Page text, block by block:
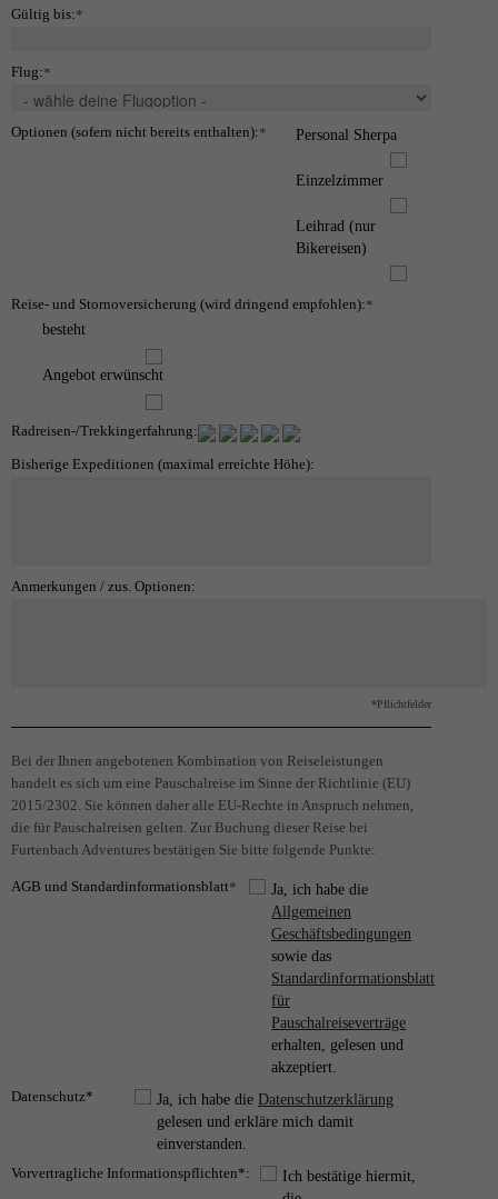
Gültig bis:*
Flug:*
Optionen (sofern nicht bereits enthalten):* Personal Sherpa
Einzelzimmer
Leihrad (nur
Bikereisen)
Reise- und Stornoversicherung (wird dringend empfohlen):*
besteht
Angebot erwünscht
Radreisen-/Trekkingerfahrung:
Bisherige Expeditionen (maximal erreichte Höhe):
Anmerkungen / zus. Optionen:
*Pflichtfelder
Bei der Ihnen angebotenen Kombination von Reiseleistungen
handelt es sich um eine Pauschalreise im Sinne der Richtlinie (EU)
2015/2302. Sie können daher alle EU-Rechte in Anspruch nehmen,
die für Pauschalreisen gelten. Zur Buchung dieser Reise bei
Furtenbach Adventures bestätigen Sie bitte folgende Punkte:
AGB und Standardinformationsblatt*
Ja, ich habe die
Allgemeinen
Geschäftsbedingungen
sowie das
Standardinformationsblatt
für
Pauschalreiseverträge
erhalten, gelesen und
akzeptiert.
Datenschutz*
Ja, ich habe die Datenschutzerklärung
gelesen und erkläre mich damit
einverstanden.
Vorvertragliche Informationspflichten*:
Ich bestätige hiermit,